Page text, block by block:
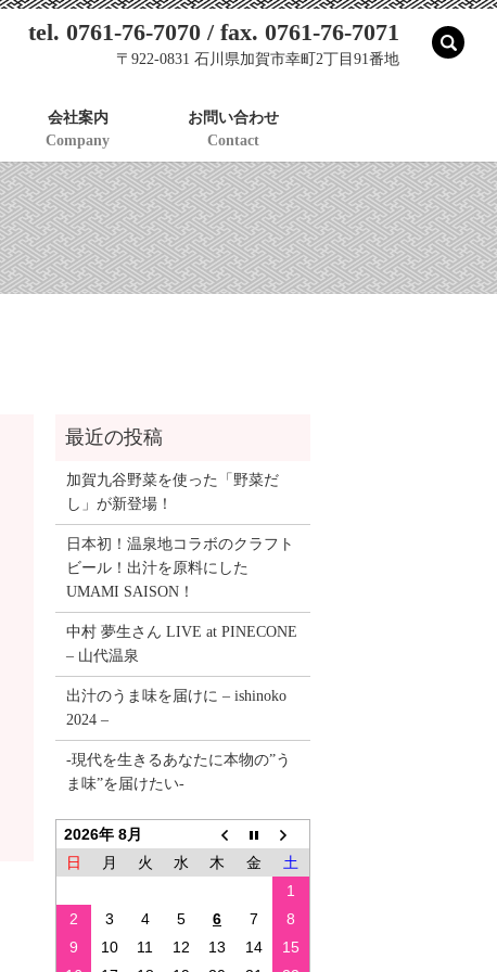
tel. 0761-76-7070 / fax. 0761-76-7071
〒922-0831 石川県加賀市幸町2丁目91番地
会社案内
Company
お問い合わせ
Contact
加賀九谷野菜を使った「野菜だ
し」が新登場！
日本初！温泉地コラボのクラフト
ビール！出汁を原料にした
UMAMI SAISON！
中村 夢生さん LIVE at PINECONE
– 山代温泉
出汁のうま味を届けに – ishinoko
2024 –
-現代を生きるあなたに本物の”う
ま味”を届けたい-
2026年 8月
日
月 火 水 木 金
土
1
2
3 4 5 6 7
8
9
10 11 12 13 14
15